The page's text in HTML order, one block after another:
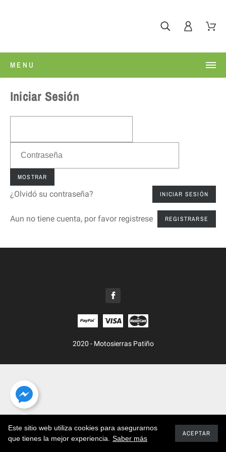
MENU
Iniciar Sesión
MOSTRAR
¿Olvidó su contraseña? INICIAR SESIÓN
Aun no tiene cuenta, por favor registrese REGISTRARSE
2020 - Motosierras Patiño
Este sitio web utiliza cookies para asegurarnos
que tienes la mejor experiencia.
Saber más
ACEPTAR